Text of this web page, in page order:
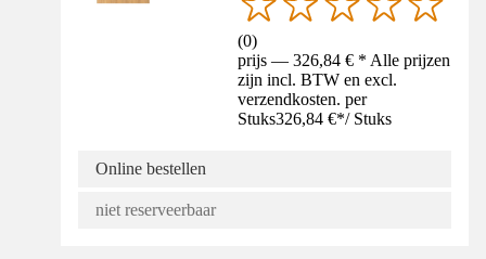
(0)
prijs — 326,84 € * Alle prijzen
zijn incl. BTW en excl.
verzendkosten. per
Stuks326,84 €*/ Stuks
Online bestellen
niet reserveerbaar